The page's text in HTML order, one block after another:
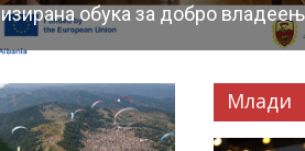
обука за добро
Млади